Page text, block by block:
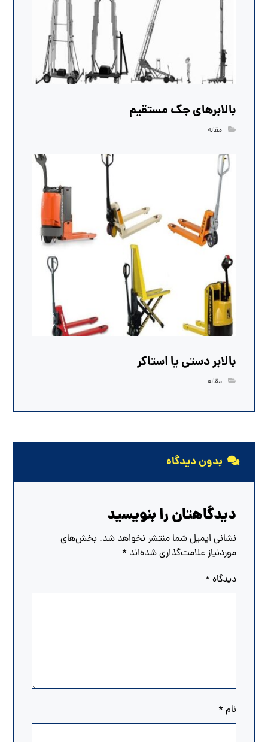
بالابرهای جک مستقیم
مقاله
بالابر دستی یا استاکر
مقاله
بدون دیدگاه
دیدگاهتان را بنویسید
نشانی ایمیل شما منتشر نخواهد شد. بخش‌های
موردنیاز علامت‌گذاری شده‌اند *
دیدگاه *
نام *